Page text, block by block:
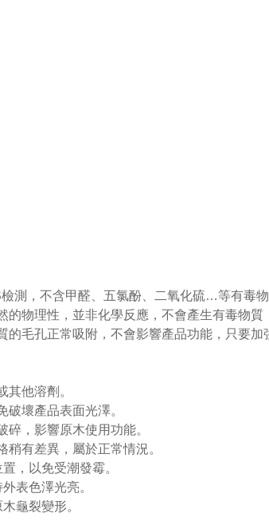
測，不含甲醛、五氯酚、二氧化硫…等有毒
物理性，並非化學反應，不會產生有毒物質
毛孔正常吸附，不會影響產品功能，只要加
他溶劑。
壞產品表面光澤。
，影響原木使用功能。
有差異，屬於正常情況。
，以免受潮發霉。
表色澤光亮。
龜裂變形。